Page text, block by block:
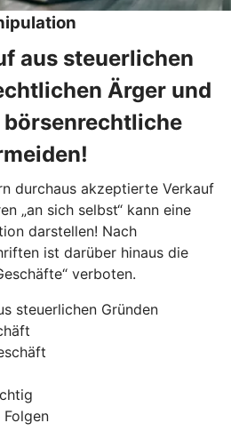
aus steuerlichen
Ärger und
durchaus akzeptierte Verkauf
„an sich selbst“ kann eine
darstellen! Nach
ist darüber hinaus die
verboten.
steuerlichen Gründen